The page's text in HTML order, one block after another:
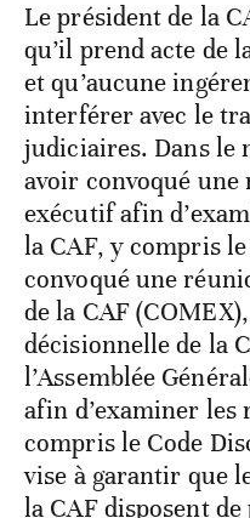
Le président de la
qu’il prend acte de
et qu’aucune
interférer avec le
judiciaires. Dans le
avoir convoqué
exécutif afin
la CAF, y compris
convoqué une
de la CAF
décisionnelle de la
l’Assemblée
afin d’examiner les
compris le Code
vise à garantir que
la CAF disposent